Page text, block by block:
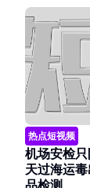
热点短视频
机场安检
天过海运
品检测